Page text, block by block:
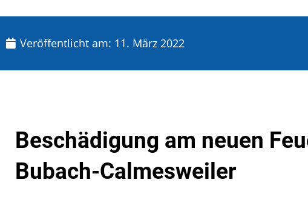
Veröffentlicht am: 11. März 2022
Beschädigung am neuen
Bubach-Calmesweiler